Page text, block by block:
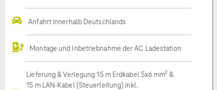
Anfahrt innerhalb Deutschlands
Montage und Inbetriebnahme der AC Ladestation
Lieferung & Verlegung 15 m Erdkabel 5x6 mm² &
15 m LAN-Kabel (Steuerleitung) inkl.